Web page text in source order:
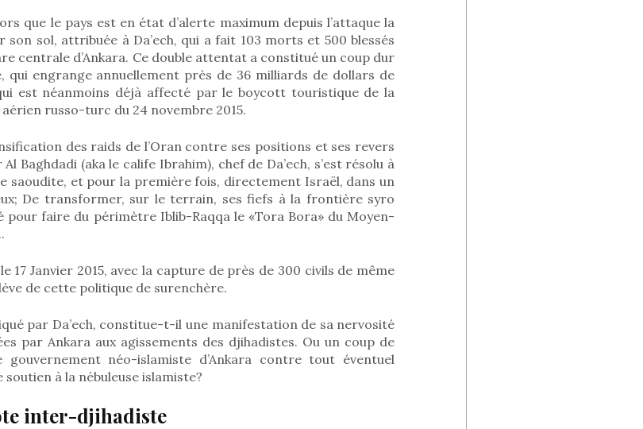
que le pays est en état d’alerte maximum depuis l’attaque la
sol, attribuée à Da’ech, qui a fait 103 morts et 500 blessés
centrale d’Ankara. Ce double attentat a constitué un coup dur
qui engrange annuellement près de 36 milliards de dollars de
est néanmoins déjà affecté par le boycott touristique de la
russo-turc du 24 novembre 2015.
des raids de l’Oran contre ses positions et ses revers
Baghdadi (aka le calife Ibrahim), chef de Da’ech, s’est résolu à
saoudite, et pour la première fois, directement Israël, dans un
De transformer, sur le terrain, ses fiefs à la frontière syro
pour faire du périmètre Iblib-Raqqa le «Tora Bora» du Moyen-
17 Janvier 2015, avec la capture de près de 300 civils de même
de cette politique de surenchère.
par Da’ech, constitue-t-il une manifestation de sa nervosité
par Ankara aux agissements des djihadistes. Ou un coup de
néo-islamiste d’Ankara contre tout éventuel
à la nébuleuse islamiste?
inter-djihadiste